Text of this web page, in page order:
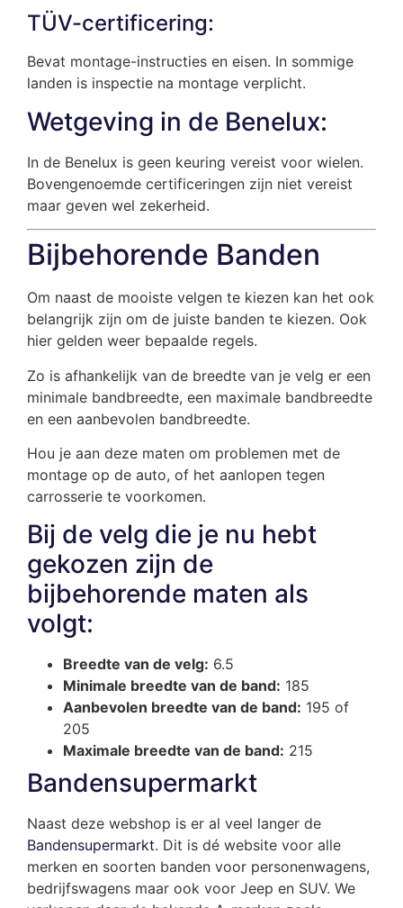
TÜV-certificering:
Bevat montage-instructies en eisen. In sommige
landen is inspectie na montage verplicht.
Wetgeving in de Benelux:
In de Benelux is geen keuring vereist voor wielen.
Bovengenoemde certificeringen zijn niet vereist
maar geven wel zekerheid.
Bijbehorende Banden
Om naast de mooiste velgen te kiezen kan het ook
belangrijk zijn om de juiste banden te kiezen. Ook
hier gelden weer bepaalde regels.
Zo is afhankelijk van de breedte van je velg er een
minimale bandbreedte, een maximale bandbreedte
en een aanbevolen bandbreedte.
Hou je aan deze maten om problemen met de
montage op de auto, of het aanlopen tegen
carrosserie te voorkomen.
Bij de velg die je nu hebt
gekozen zijn de
bijbehorende maten als
volgt:
Breedte van de velg: 6.5
Minimale breedte van de band: 185
Aanbevolen breedte van de band: 195 of
205
Maximale breedte van de band: 215
Bandensupermarkt
Naast deze webshop is er al veel langer de
Bandensupermarkt. Dit is dé website voor alle
merken en soorten banden voor personenwagens,
bedrijfswagens maar ook voor Jeep en SUV. We